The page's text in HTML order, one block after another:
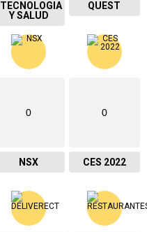
TECNOLOGIA
Y SALUD
QUEST
0
NSX
0
CES 2022